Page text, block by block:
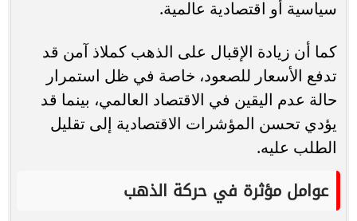
سياسية أو اقتصادية عالمية.
كما أن زيادة الإقبال على الذهب كملاذ آمن قد
تدفع الأسعار للصعود، خاصة في ظل استمرار
حالة عدم اليقين في الاقتصاد العالمي، بينما قد
يؤدي تحسن المؤشرات الاقتصادية إلى تقليل
الطلب عليه.
عوامل مؤثرة في حركة الذهب